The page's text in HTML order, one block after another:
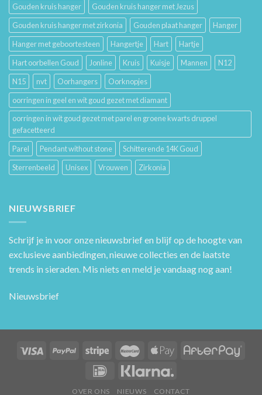
Gouden kruis hanger
Gouden kruis hanger met Jezus
Gouden kruis hanger met zirkonia
Gouden plaat hanger
Hanger
Hanger met geboortesteen
Hangertje Hart
Hartje
Hart oorbellen Goud
Jonline Kruis Kuisje Mannen
N12
N15
nvt Oorhangers
Oorknopjes
oorringen in geel en wit goud gezet met diamant
oorringen in wit goud gezet met parel en groene kwarts druppel
gefacetteerd
Parel
Pendant without stone
Schitterende 14K Goud
Sterrenbeeld
Unisex Vrouwen Zirkonia
NIEUWSBRIEF
Schrijf je in voor onze nieuwsbrief en blijf op de hoogte van
exclusieve aanbiedingen, nieuwe collecties en de laatste
trends in sieraden. Mis niets en meld je vandaag nog aan!
Nieuwsbrief
OVER ONS NIEUWS CONTACT